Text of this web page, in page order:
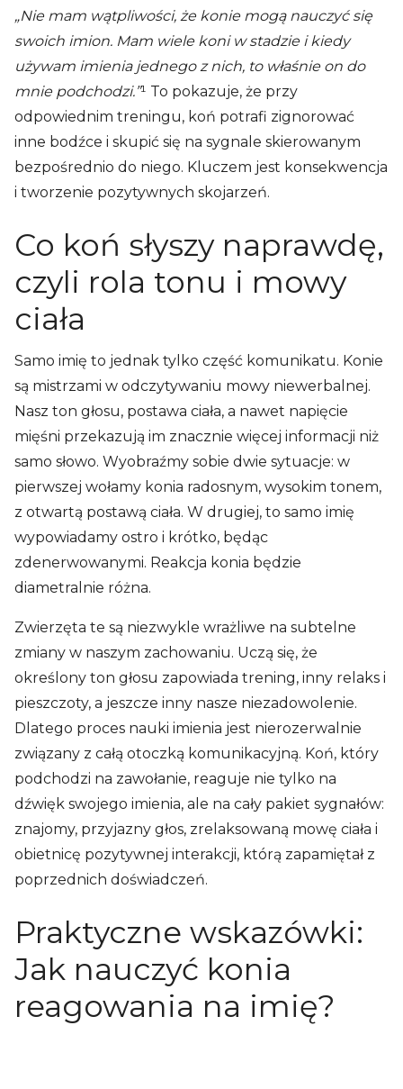
„Nie mam wątpliwości, że konie mogą nauczyć się
swoich imion. Mam wiele koni w stadzie i kiedy
używam imienia jednego z nich, to właśnie on do
mnie podchodzi.”¹ To pokazuje, że przy
odpowiednim treningu, koń potrafi zignorować
inne bodźce i skupić się na sygnale skierowanym
bezpośrednio do niego. Kluczem jest konsekwencja
i tworzenie pozytywnych skojarzeń.
Co koń słyszy naprawdę,
czyli rola tonu i mowy
ciała
Samo imię to jednak tylko część komunikatu. Konie
są mistrzami w odczytywaniu mowy niewerbalnej.
Nasz ton głosu, postawa ciała, a nawet napięcie
mięśni przekazują im znacznie więcej informacji niż
samo słowo. Wyobraźmy sobie dwie sytuacje: w
pierwszej wołamy konia radosnym, wysokim tonem,
z otwartą postawą ciała. W drugiej, to samo imię
wypowiadamy ostro i krótko, będąc
zdenerwowanymi. Reakcja konia będzie
diametralnie różna.
Zwierzęta te są niezwykle wrażliwe na subtelne
zmiany w naszym zachowaniu. Uczą się, że
określony ton głosu zapowiada trening, inny relaks i
pieszczoty, a jeszcze inny nasze niezadowolenie.
Dlatego proces nauki imienia jest nierozerwalnie
związany z całą otoczką komunikacyjną. Koń, który
podchodzi na zawołanie, reaguje nie tylko na
dźwięk swojego imienia, ale na cały pakiet sygnałów:
znajomy, przyjazny głos, zrelaksowaną mowę ciała i
obietnicę pozytywnej interakcji, którą zapamiętał z
poprzednich doświadczeń.
Praktyczne wskazówki:
Jak nauczyć konia
reagowania na imię?